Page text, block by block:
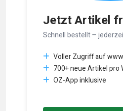
Jetzt Artikel
Schnell bestellt –
Voller Zugriff auf
700+ neue Artikel pro
OZ-App inklusive